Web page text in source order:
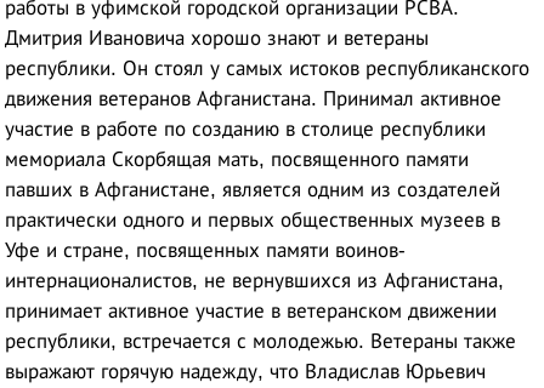
работы в уфимской городской организации РСВА.
Дмитрия Ивановича хорошо знают и ветераны
республики. Он стоял у самых истоков республиканского
движения ветеранов Афганистана. Принимал активное
участие в работе по созданию в столице республики
мемориала Скорбящая мать, посвященного памяти
павших в Афганистане, является одним из создателей
практически одного и первых общественных музеев в
Уфе и стране, посвященных памяти воинов-
интернационалистов, не вернувшихся из Афганистана,
принимает активное участие в ветеранском движении
республики, встречается с молодежью. Ветераны также
выражают горячую надежду, что Владислав Юрьевич